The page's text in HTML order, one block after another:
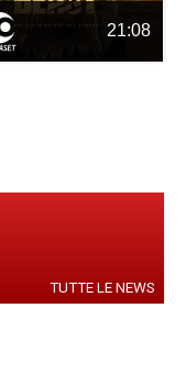
21:08
TUTTE LE NEWS